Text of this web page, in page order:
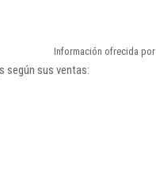
Información ofrecida por
según sus ventas: